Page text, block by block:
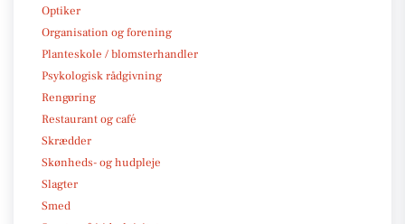
Optiker
Organisation og forening
Planteskole / blomsterhandler
Psykologisk rådgivning
Rengøring
Restaurant og café
Skrædder
Skønheds- og hudpleje
Slagter
Smed